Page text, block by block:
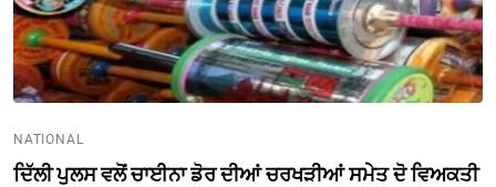
NATIONAL
ਦਿੱਲੀ ਪੁਲਸ ਵਲੋਂ ਚਾਈਨਾ ਡੋਰ ਦੀਆਂ ਚਰਖੜੀਆਂ ਸਮੇਤ ਦੋ ਵਿਅਕਤੀ